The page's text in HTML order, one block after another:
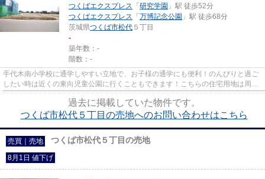
つくばエクスプレス 「 研究学園 」駅 徒歩52分
つくばエクスプレス 「 万博記念公園 」駅 徒歩68分
茨城県つくば市松代 ５丁目
-
築年数：-
階数：-
手代木南小学校に通学しやすい立地で、お子様の通学にも便利！のんびりと過ご
したい時は近くの東向児童公園に行くこともできます！こちらの住宅用地は周囲
過去に掲載していた物件です。
つくば市松代５丁目の売地へのお問い合わせはこちら
売買｜売地 つくば市松代５丁目の売地
8月1日 値下げ